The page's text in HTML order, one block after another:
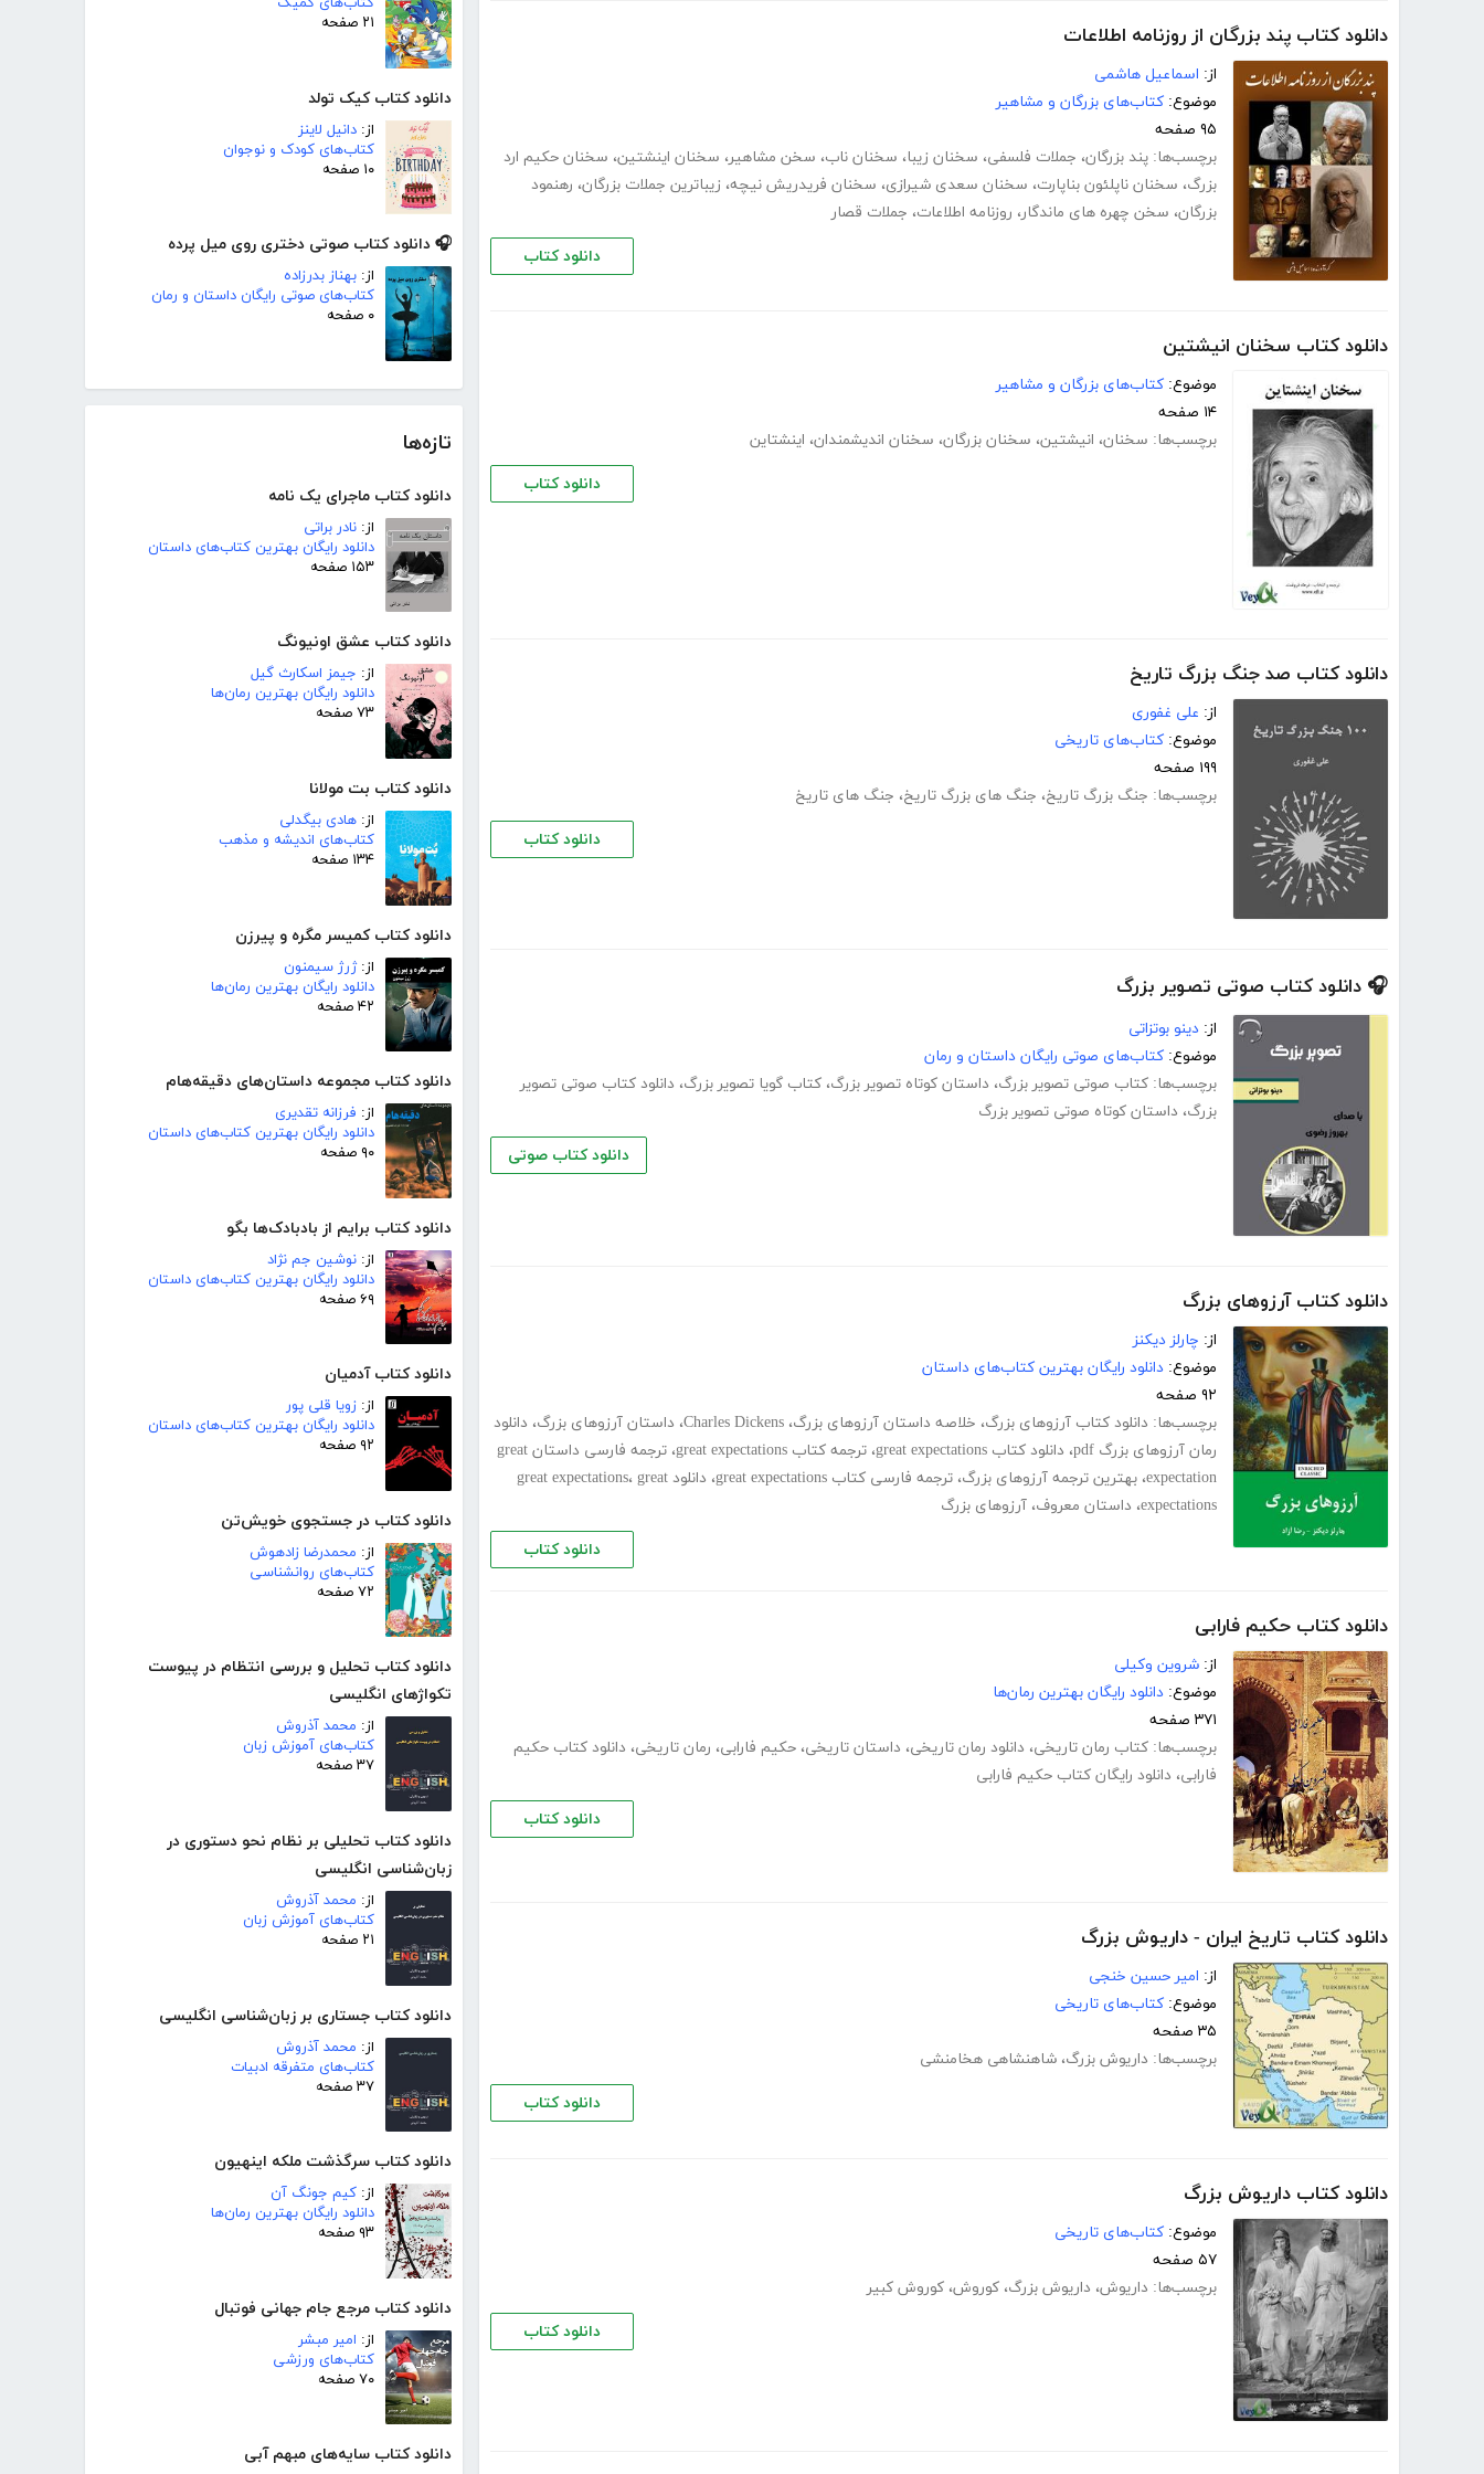
۲۱ صفحه
دانلود کتاب کیک تولد
از: دانیل لاینز
کتاب‌های کودک و نوجوان
۱۰ صفحه
🎧 دانلود کتاب صوتی دختری روی میل پرده
از: بهناز بدرزاده
کتاب‌های صوتی رایگان داستان و رمان
۰ صفحه
تازه‌ها
دانلود کتاب ماجرای یک نامه
از: نادر براتی
دانلود رایگان بهترین کتاب‌های داستان
۱۵۳ صفحه
دانلود کتاب عشق اونیونگ
از: جیمز اسکارث گیل
دانلود رایگان بهترین رمان‌ها
۷۳ صفحه
دانلود کتاب بت مولانا
از: هادی بیگدلی
کتاب‌های اندیشه و مذهب
۱۳۴ صفحه
دانلود کتاب کمیسر مگره و پیرزن
از:ژرژ سیمنون
دانلود رایگان بهترین رمان‌ها
۴۲ صفحه
دانلود کتاب مجموعه داستان‌های دقیقه‌هام
از: فرزانه تقدیری
دانلود رایگان بهترین کتاب‌های داستان
۹۰ صفحه
دانلود کتاب برایم از بادبادک‌ها بگو
از: نوشین جم نژاد
دانلود رایگان بهترین کتاب‌های داستان
۶۹ صفحه
دانلود کتاب آدمیان
از: زویا قلی پور
دانلود رایگان بهترین کتاب‌های داستان
۹۲ صفحه
دانلود کتاب در جستجوی خویش‌تن
از: محمدرضا زادهوش
کتاب‌های روانشناسی
۷۲ صفحه
دانلود کتاب تحلیل و بررسی انتظام در پیوست
تکواژهای انگلیسی
از: محمد آذروش
کتاب‌های آموزش زبان
۳۷ صفحه
دانلود کتاب تحلیلی بر نظام نحو دستوری در
زبان‌شناسی انگلیسی
از: محمد آذروش
کتاب‌های آموزش زبان
۲۱ صفحه
دانلود کتاب جستاری بر زبان‌شناسی انگلیسی
از: محمد آذروش
کتاب‌های متفرقه ادبیات
۳۷ صفحه
دانلود کتاب سرگذشت ملکه اینهیون
از: کیم جونگ آن
دانلود رایگان بهترین رمان‌ها
۹۳ صفحه
دانلود کتاب مرجع جام جهانی فوتبال
از: امیر مبشر
کتاب‌های ورزشی
۷۰ صفحه
دانلود کتاب سایه‌های مبهم آبی
دانلود کتاب پند بزرگان از روزنامه اطلاعات
از: اسماعیل هاشمی
موضوع: کتاب‌های بزرگان و مشاهیر
۹۵ صفحه
برچسب‌ها: پند بزرگان، جملات فلسفی، سخنان زیبا، سخنان ناب، سخن مشاهیر، سخنان اینشتین، سخنان حکیم ارد
بزرگ، سخنان ناپلئون بناپارت، سخنان سعدی شیرازی، سخنان فریدریش نیچه، زیباترین جملات بزرگان، رهنمود
بزرگان، سخن چهره های ماندگار، روزنامه اطلاعات، جملات قصار
دانلود کتاب
دانلود کتاب سخنان انیشتین
موضوع: کتاب‌های بزرگان و مشاهیر
۱۴ صفحه
برچسب‌ها: سخنان، انیشتین، سخنان بزرگان، سخنان اندیشمندان، اینشتاین
دانلود کتاب
دانلود کتاب صد جنگ بزرگ تاریخ
از: علی غفوری
موضوع: کتاب‌های تاریخی
۱۹۹ صفحه
برچسب‌ها: جنگ بزرگ تاریخ، جنگ های بزرگ تاریخ، جنگ های تاریخ
دانلود کتاب
🎧 دانلود کتاب صوتی تصویر بزرگ
از: دینو بوتزاتی
موضوع: کتاب‌های صوتی رایگان داستان و رمان
برچسب‌ها: کتاب صوتی تصویر بزرگ، داستان کوتاه تصویر بزرگ، کتاب گویا تصویر بزرگ، دانلود کتاب صوتی تصویر
بزرگ، داستان کوتاه صوتی تصویر بزرگ
دانلود کتاب صوتی
دانلود کتاب آرزوهای بزرگ
از: چارلز دیکنز
موضوع: دانلود رایگان بهترین کتاب‌های داستان
۹۲ صفحه
برچسب‌ها: دانلود کتاب آرزوهای بزرگ، خلاصه داستان آرزوهای بزرگ، Charles Dickens، داستان آرزوهای بزرگ، دانلود
رمان آرزوهای بزرگ pdf
، دانلود کتاب great expectations ، ترجمه کتاب great expectations ،
ترجمه فارسی داستان great
expectation، بهترین ترجمه آرزوهای بزرگ، ترجمه فارسی کتاب great expectations ، دانلود great expectations ، great
expectations، داستان معروف، آرزوهای بزرگ
دانلود کتاب
دانلود کتاب حکیم فارابی
از: شروین وکیلی
موضوع: دانلود رایگان بهترین رمان‌ها
۳۷۱ صفحه
برچسب‌ها: کتاب رمان تاریخی، دانلود رمان تاریخی، داستان تاریخی، حکیم فارابی، رمان تاریخی، دانلود کتاب حکیم
فارابی، دانلود رایگان کتاب حکیم فارابی
دانلود کتاب
دانلود کتاب تاریخ ایران - داریوش بزرگ
از: امیر حسین خنجی
موضوع: کتاب‌های تاریخی
۳۵ صفحه
برچسب‌ها: داریوش بزرگ، شاهنشاهی هخامنشی
دانلود کتاب
دانلود کتاب داریوش بزرگ
موضوع: کتاب‌های تاریخی
۵۷ صفحه
برچسب‌ها: داریوش، داریوش بزرگ، کوروش، کوروش کبیر
دانلود کتاب